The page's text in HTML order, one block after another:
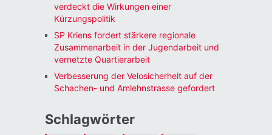
verdeckt die Wirkungen einer
Kürzungspolitik
SP Kriens fordert stärkere regionale
Zusammenarbeit in der Jugendarbeit und
vernetzte Quartierarbeit
Verbesserung der Velosicherheit auf der
Schachen- und Amlehnstrasse gefordert
Schlagwörter